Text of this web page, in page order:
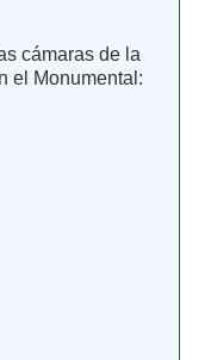
cámaras de la
el Monumental: